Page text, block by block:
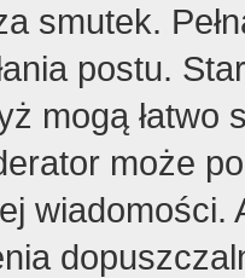
smutek.
postu.
mogą
może